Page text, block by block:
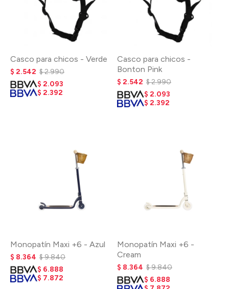
Casco para chicos - Verde
$ 2.542 $2.990
$ 2.093
$ 2.392
Casco para chicos -
Bonton Pink
$ 2.542 $2.990
$ 2.093
$ 2.392
Monopatín Maxi +6 - Azul
$ 8.364 $9.840
$ 6.888
$ 7.872
Monopatín Maxi +6 -
Cream
$ 8.364 $9.840
$ 6.888